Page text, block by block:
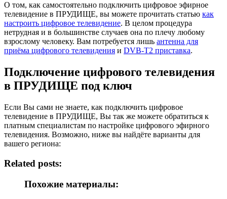
О том, как самостоятельно подключить цифровое эфирное
телевидение в ПРУДИЩЕ, вы можете прочитать статью как
настроить цифровое телевидение. В целом процедура
нетрудная и в большинстве случаев она по плечу любому
взрослому человеку. Вам потребуется лишь антенна для
приёма цифрового телевидения и DVB-T2 приставка.
Подключение цифрового телевидения
в ПРУДИЩЕ под ключ
Если Вы сами не знаете, как подключить цифровое
телевидение в ПРУДИЩЕ, Вы так же можете обратиться к
платным специалистам по настройке цифрового эфирного
телевидения. Возможно, ниже вы найдёте варианты для
вашего региона:
Related posts:
Похожие материалы: